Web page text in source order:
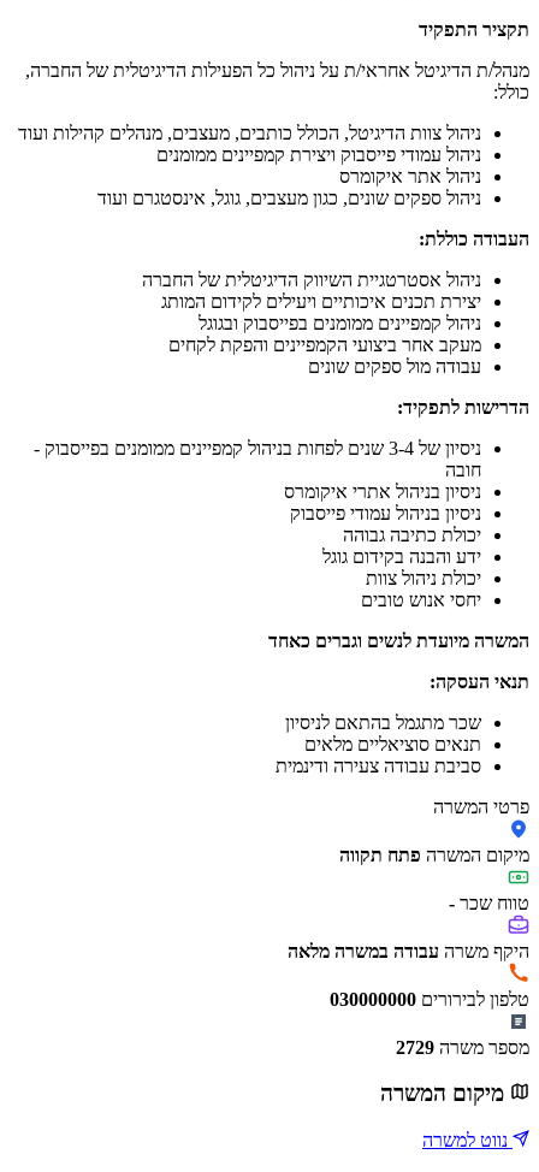
תקציר התפקיד
מנהל/ת הדיגיטל אחראי/ת על ניהול כל הפעילות הדיגיטלית של החברה,
כולל:
ניהול צוות הדיגיטל, הכולל כותבים, מעצבים, מנהלים קהילות ועוד
ניהול עמודי פייסבוק ויצירת קמפיינים ממומנים
ניהול אתר איקומרס
ניהול ספקים שונים, כגון מעצבים, גוגל, אינסטגרם ועוד
העבודה כוללת:
ניהול אסטרטגיית השיווק הדיגיטלית של החברה
יצירת תכנים איכותיים ויעילים לקידום המותג
ניהול קמפיינים ממומנים בפייסבוק ובגוגל
מעקב אחר ביצועי הקמפיינים והפקת לקחים
עבודה מול ספקים שונים
הדרישות לתפקיד:
ניסיון של 3-4 שנים לפחות בניהול קמפיינים ממומנים בפייסבוק -
חובה
ניסיון בניהול אתרי איקומרס
ניסיון בניהול עמודי פייסבוק
יכולת כתיבה גבוהה
ידע והבנה בקידום גוגל
יכולת ניהול צוות
יחסי אנוש טובים
המשרה מיועדת לנשים וגברים כאחד
תנאי העסקה:
שכר מתגמל בהתאם לניסיון
תנאים סוציאליים מלאים
סביבת עבודה צעירה ודינמית
פרטי המשרה
מיקום המשרה פתח תקווה
טווח שכר -
היקף משרה עבודה במשרה מלאה
טלפון לבירורים 030000000
מספר משרה 2729
מיקום המשרה
נווט למשרה